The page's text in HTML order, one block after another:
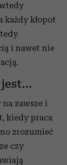
każdy kłopot
i nawet nie
zawsze i
kiedy praca
zrozumieć
czy